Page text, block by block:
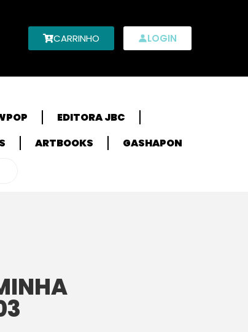
CARRINHO LOGIN
EDITORA JBC
ARTBOOKS GASHAPON